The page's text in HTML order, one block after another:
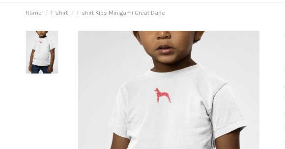
Home T-shirt T-shirt Kids Minigami Great Dane